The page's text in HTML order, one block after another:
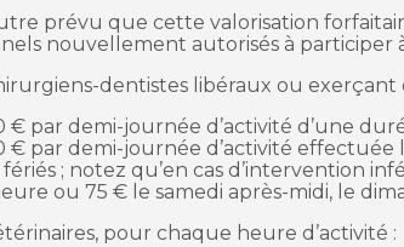
prévu que cette valorisation
nouvellement autorisés à participer
dentistes libéraux ou exerçant
€ par demi-journée d’activité d’une
€ par demi-journée d’activité effectuée
; notez qu’en cas d’intervention
ou 75 € le samedi après-midi, le
pour chaque heure d’activité :